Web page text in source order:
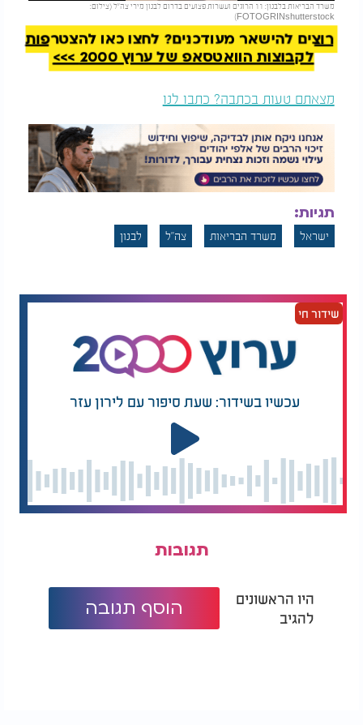
Video
משרד הבריאות בלבנון: 11 הרוגים ועשרות פצועים בדרום לבנון מירי צה"ל (צילום:
FOTOGRINshutterstock)
רוצים להישאר מעודכנים? לחצו כאן להצטרפות
לקבוצות הוואטסאפ של ערוץ 2000 >>>
מצאתם טעות בכתבה? כתבו לנו
תגיות:
ישראל משרד הבריאות צה"ל לבנון
שידור חי
עכשיו בשידור: שעת סיפור עם לירון עזר
תגובות
היו הראשונים
להגיב
הוסף תגובה